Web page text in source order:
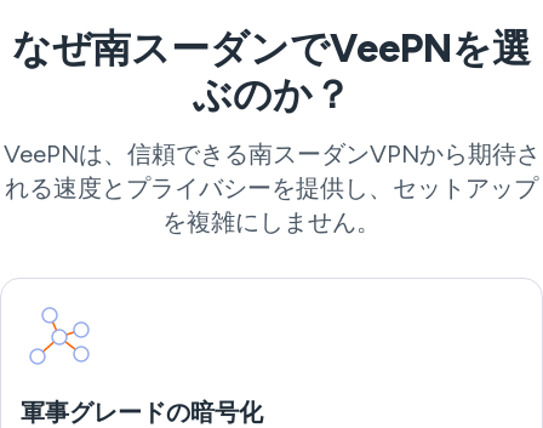
なぜ南スーダンでVeePNを選
ぶのか？
VeePNは、信頼できる南スーダンVPNから期待さ
れる速度とプライバシーを提供し、セットアップ
を複雑にしません。
軍事グレードの暗号化